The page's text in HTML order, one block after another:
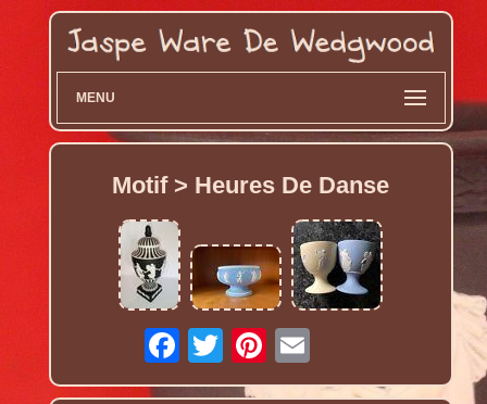
MENU
Motif > Heures De Danse